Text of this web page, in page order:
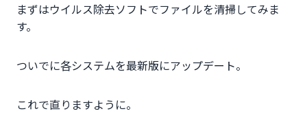
まずはウイルス除去ソフトでファイルを清掃してみま
す。
ついでに各システムを最新版にアップデート。
これで直りますように。